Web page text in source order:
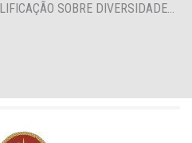
SOBRE DIVERSIDADE